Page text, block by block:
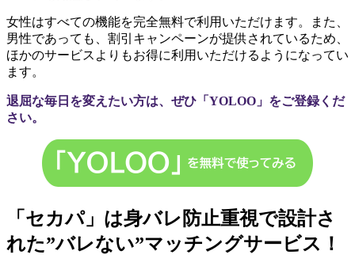
女性はすべての機能を完全無料で利用いただけます。また、
男性であっても、割引キャンペーンが提供されているため、
ほかのサービスよりもお得に利用いただけるようになってい
ます。
退屈な毎日を変えたい方は、ぜひ「YOLOO」をご登録くだ
さい。
「セカパ」は身バレ防止重視で設計さ
れた”バレない”マッチングサービス！